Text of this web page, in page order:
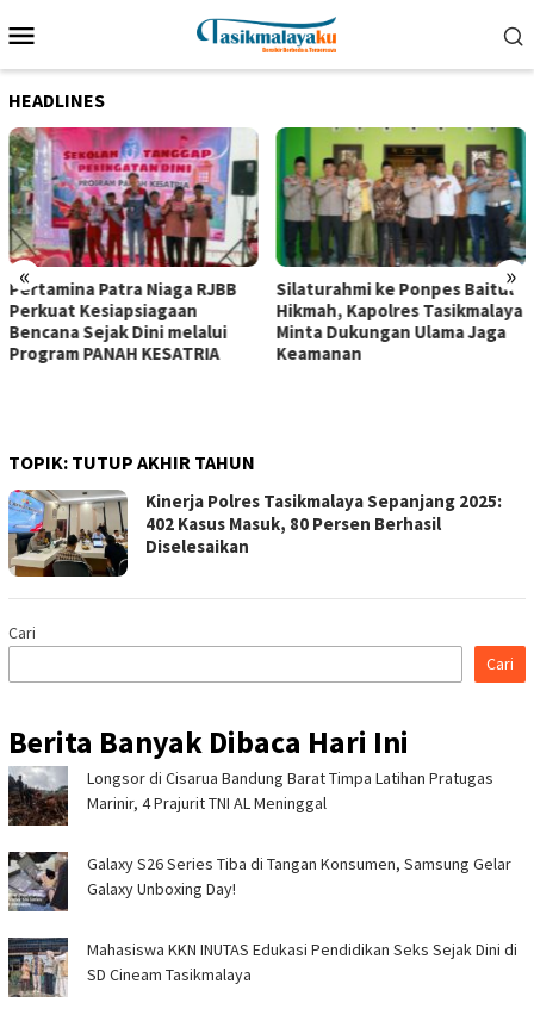
ke
Mobile
HEADLINES
« »
Pertamina Patra Niaga RJBB
Perkuat Kesiapsiagaan
Bencana Sejak Dini melalui
Program PANAH KESATRIA
Silaturahmi ke Ponpes Baitul
Hikmah, Kapolres Tasikmalaya
Minta Dukungan Ulama Jaga
Keamanan
TOPIK: TUTUP AKHIR TAHUN
Kinerja Polres Tasikmalaya Sepanjang 2025:
402 Kasus Masuk, 80 Persen Berhasil
Diselesaikan
Cari
Cari
Berita Banyak Dibaca Hari Ini
Longsor di Cisarua Bandung Barat Timpa Latihan Pra­tugas
Marinir, 4 Prajurit TNI AL Meninggal
Galaxy S26 Series Tiba di Tangan Konsumen, Samsung Gelar
Galaxy Unboxing Day!
Mahasiswa KKN INUTAS Edukasi Pendidikan Seks Sejak Dini di
SD Cineam Tasikmalaya